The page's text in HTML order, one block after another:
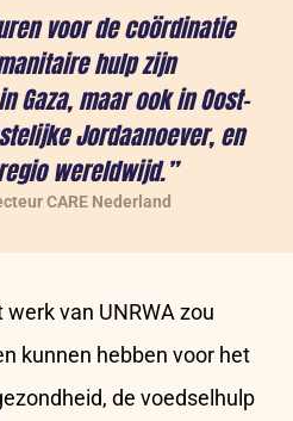
voor de coördinatie
hulp zijn
Gaza, maar ook in Oost-
Jordaanoever, en
wereldwijd.”
CARE Nederland
van UNRWA zou
kunnen hebben voor het
de voedselhulp